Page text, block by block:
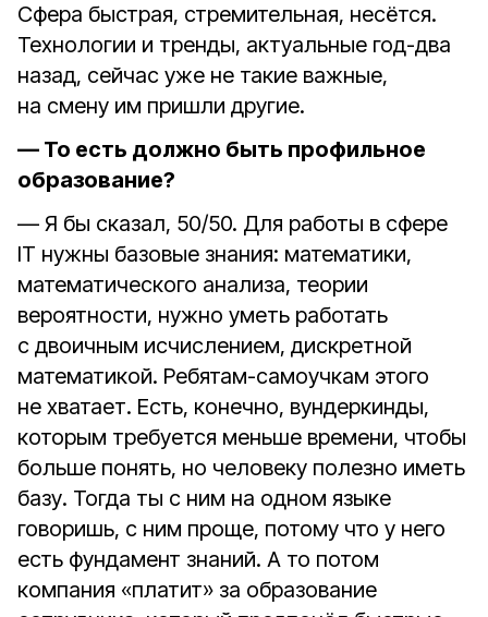
Сфера быстрая, стремительная, несётся.
Технологии и тренды, актуальные год-два
назад, сейчас уже не такие важные,
на смену им пришли другие.
— То есть должно быть профильное
образование?
— Я бы сказал, 50/50. Для работы в сфере
IT нужны базовые знания: математики,
математического анализа, теории
вероятности, нужно уметь работать
с двоичным исчислением, дискретной
математикой. Ребятам-самоучкам этого
не хватает. Есть, конечно, вундеркинды,
которым требуется меньше времени, чтобы
больше понять, но человеку полезно иметь
базу. Тогда ты с ним на одном языке
говоришь, с ним проще, потому что у него
есть фундамент знаний. А то потом
компания «платит» за образование